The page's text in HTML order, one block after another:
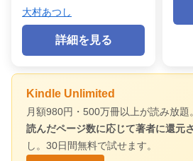
大村あつし
詳細を見る
Kindle Unlimited
月額980円・500万冊以上が読み放題
読んだページ数に応じて著者に還元
し。30日間無料で試せます。